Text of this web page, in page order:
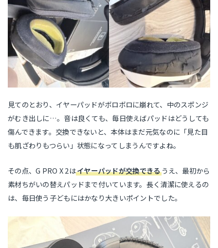
見てのとおり、イヤーパッドがボロボロに崩れて、中のスポンジ
がむき出しに…。音は良くても、毎日使えばパッドはどうしても
傷んできます。交換できないと、本体はまだ元気なのに「見た目
も肌ざわりもつらい」状態になってしまうんですよね。
その点、G PRO X 2はイヤーパッドが交換できるうえ、最初から
素材ちがいの替えパッドまで付いています。長く清潔に使えるの
は、毎日使う子どもにはかなり大きいポイントでした。